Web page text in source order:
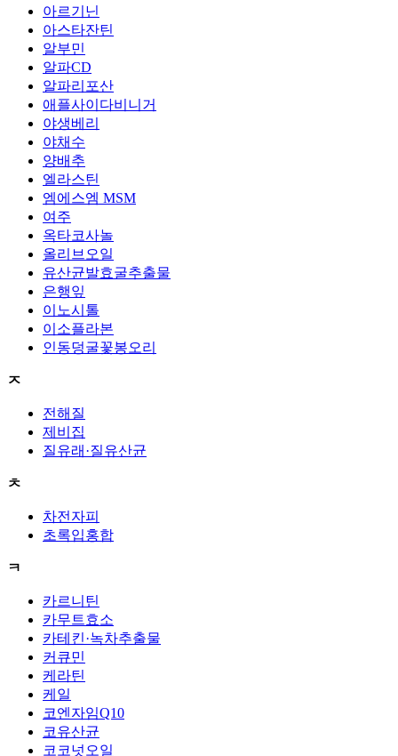
아르기닌
아스타잔틴
알부민
알파CD
알파리포산
애플사이다비니거
야생베리
야채수
양배추
엘라스틴
엠에스엠 MSM
여주
옥타코사놀
올리브오일
유산균발효굴추출물
은행잎
이노시톨
이소플라본
인동덩굴꽃봉오리
ㅈ
전해질
제비집
질유래·질유산균
ㅊ
차전자피
초록입홍합
ㅋ
카르니틴
카무트효소
카테킨·녹차추출물
커큐민
케라틴
케일
코엔자임Q10
코유산균
코코넛오일